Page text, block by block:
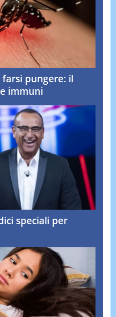
pungere: il
immuni
speciali per